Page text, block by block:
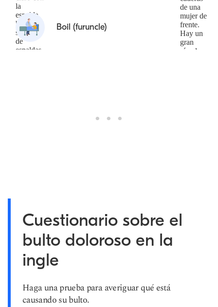
Boil (furuncle)
Cuestionario sobre el
bulto doloroso en la
ingle
Haga una prueba para averiguar qué está
causando su bulto.